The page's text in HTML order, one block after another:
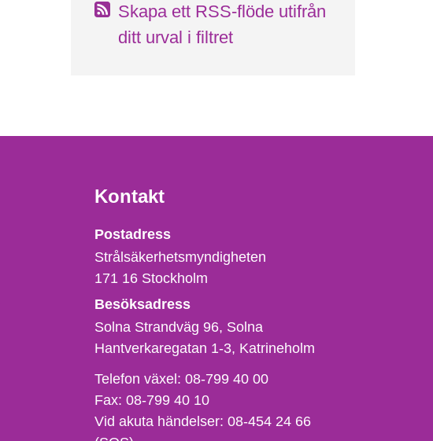
Skapa ett RSS-flöde utifrån
ditt urval i filtret
Kontakt
Strålsäkerhetsmyndigheten
Postadress
Strålsäkerhetsmyndigheten
171 16 Stockholm
Besöksadress
Solna Strandväg 96, Solna
Hantverkaregatan 1-3 Katrineholm
Telefon,
fax
och
e-
Telefon växel:08-799 40 00
Fax:08-799 40 10
Vid akuta händelser:08-454 24 66